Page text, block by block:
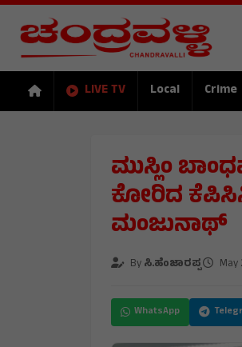
LIVE TV Local Crime
ಮುಸ್ಲಿಂ
ಕೋರಿದ
ಮಂಜುನಾಥ್
Byಸಿ.ಹೆಂಜಾರಪ್ಪ
WhatsApp